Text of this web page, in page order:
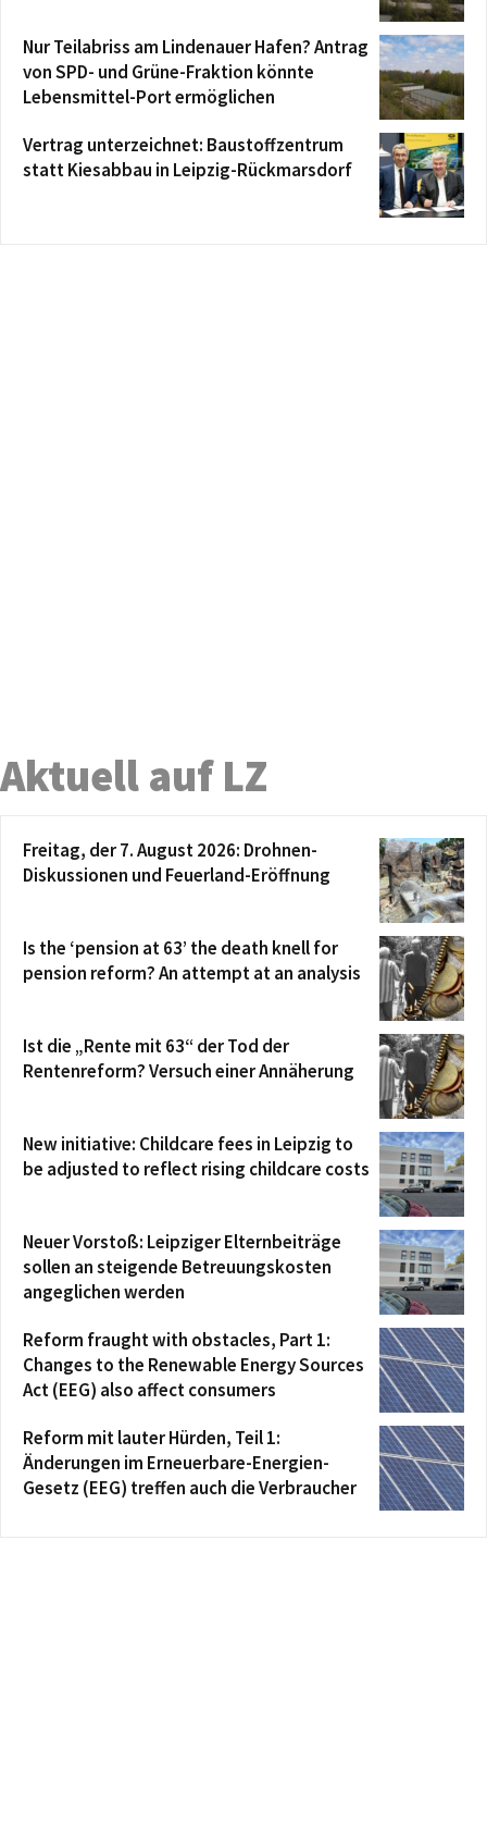
Nur Teilabriss am Lindenauer Hafen? Antrag
von SPD- und Grüne-Fraktion könnte
Lebensmittel-Port ermöglichen
Vertrag unterzeichnet: Baustoffzentrum
statt Kiesabbau in Leipzig-Rückmarsdorf
Aktuell auf LZ
Freitag, der 7. August 2026: Drohnen-
Diskussionen und Feuerland-Eröffnung
Is the ‘pension at 63’ the death knell for
pension reform? An attempt at an analysis
Ist die „Rente mit 63“ der Tod der
Rentenreform? Versuch einer Annäherung
New initiative: Childcare fees in Leipzig to
be adjusted to reflect rising childcare costs
Neuer Vorstoß: Leipziger Elternbeiträge
sollen an steigende Betreuungskosten
angeglichen werden
Reform fraught with obstacles, Part 1:
Changes to the Renewable Energy Sources
Act (EEG) also affect consumers
Reform mit lauter Hürden, Teil 1:
Änderungen im Erneuerbare-Energien-
Gesetz (EEG) treffen auch die Verbraucher